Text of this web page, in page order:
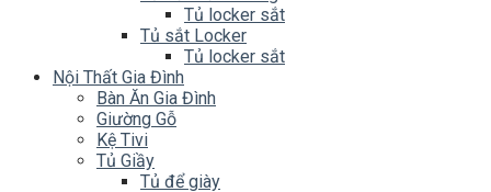
Tủ locker sắt
Tủ sắt Locker
Tủ locker sắt
Nội Thất Gia Đình
Bàn Ăn Gia Đình
Giường Gỗ
Kệ Tivi
Tủ Giầy
Tủ để giày